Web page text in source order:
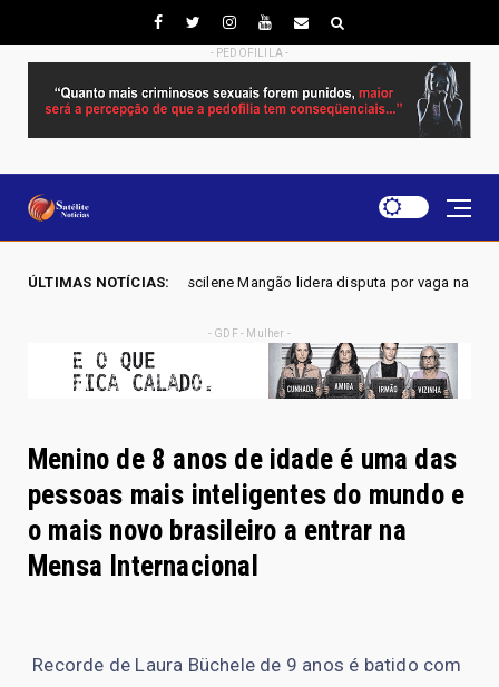
- PEDOFILILA -
ÚLTIMAS NOTÍCIAS:
- Joscilene Mangão lidera disputa por vaga na Alego em Novo Gama,
- GDF - Mulher -
Menino de 8 anos de idade é uma das
pessoas mais inteligentes do mundo e
o mais novo brasileiro a entrar na
Mensa Internacional
Recorde de Laura Büchele de 9 anos é batido com